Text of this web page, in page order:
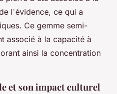
l'évidence, ce qui a
Ce gemme semi-
associé à la capacité à
ainsi la concentration
et son impact culturel